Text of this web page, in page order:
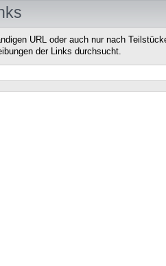
URL oder auch nur nach
der Links durchsucht.